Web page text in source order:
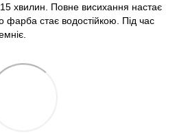
хвилин. Повне висихання настає
фарба стає водостійкою. Під час